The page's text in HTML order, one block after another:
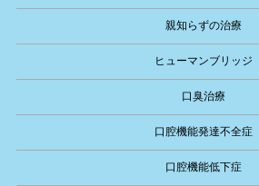
親知らずの治療
ヒューマンブリッジ
口臭治療
口腔機能発達不全症
口腔機能低下症